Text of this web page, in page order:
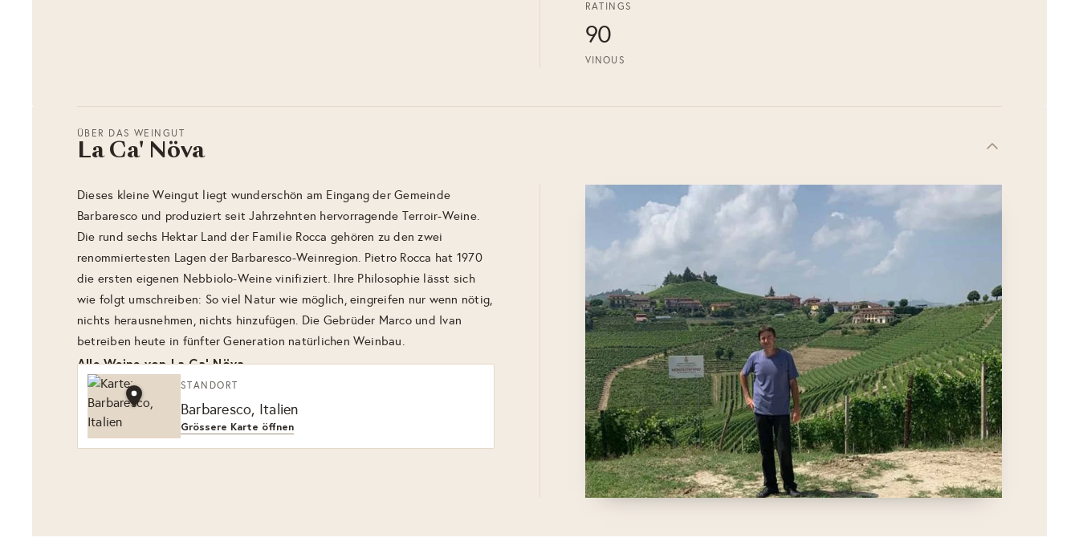
RATINGS
90
VINOUS
ÜBER DAS WEINGUT
La Ca' Növa
Dieses kleine Weingut liegt wunderschön am Eingang der Gemeinde
Barbaresco und produziert seit Jahrzehnten hervorragende Terroir-Weine.
Die rund sechs Hektar Land der Familie Rocca gehören zu den zwei
renommiertesten Lagen der Barbaresco-Weinregion. Pietro Rocca hat 1970
die ersten eigenen Nebbiolo-Weine vinifiziert. Ihre Philosophie lässt sich
wie folgt umschreiben: So viel Natur wie möglich, eingreifen nur wenn nötig,
nichts herausnehmen, nichts hinzufügen. Die Gebrüder Marco und Ivan
betreiben heute in fünfter Generation natürlichen Weinbau.
Alle Weine von La Ca' Növa
STANDORT
Barbaresco, Italien
Grössere Karte öffnen